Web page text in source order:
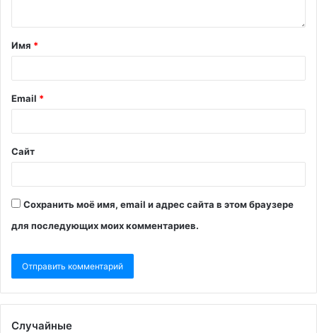
Имя *
Email *
Сайт
Сохранить моё имя, email и адрес сайта в этом браузере
для последующих моих комментариев.
Случайные